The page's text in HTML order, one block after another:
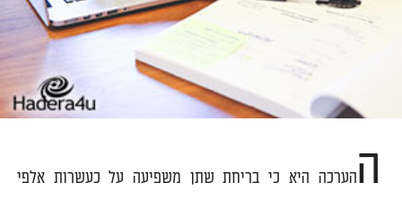
ההערכה היא כי בריחת שתן משפיעה על כעשרות אלפי